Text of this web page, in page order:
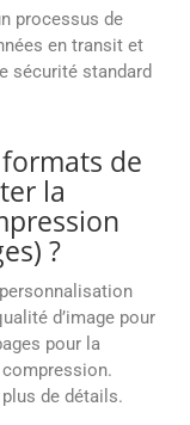
processus de
en transit et
sécurité standard
de
la
?
d’image pour
pour la
de détails.